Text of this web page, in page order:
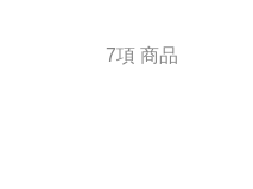
7項 商品